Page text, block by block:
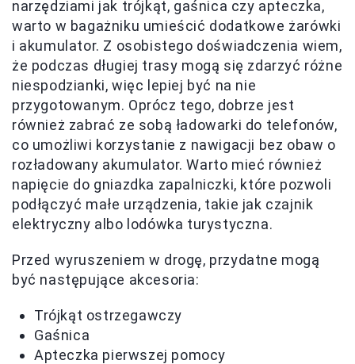
narzędziami jak trójkąt, gaśnica czy apteczka,
warto w bagażniku umieścić dodatkowe żarówki
i akumulator. Z osobistego doświadczenia wiem,
że podczas długiej trasy mogą się zdarzyć różne
niespodzianki, więc lepiej być na nie
przygotowanym. Oprócz tego, dobrze jest
również zabrać ze sobą ładowarki do telefonów,
co umożliwi korzystanie z nawigacji bez obaw o
rozładowany akumulator. Warto mieć również
napięcie do gniazdka zapalniczki, które pozwoli
podłączyć małe urządzenia, takie jak czajnik
elektryczny albo lodówka turystyczna.
Przed wyruszeniem w drogę, przydatne mogą
być następujące akcesoria:
Trójkąt ostrzegawczy
Gaśnica
Apteczka pierwszej pomocy